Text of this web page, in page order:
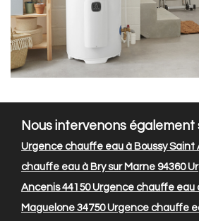
Nous intervenons également
Urgence chauffe eau à Boussy Saint
chauffe eau à Bry sur Marne 94360
Ancenis 44150Urgence chauffe eau
Maguelone 34750Urgence chauffe